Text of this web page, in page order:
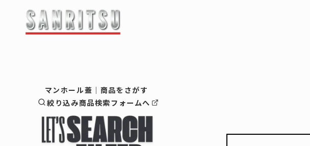
最新情報・お知らせ
マンホール蓋
企業理念
マンホール蓋｜商品をさがす
絞り込み商品検索フォームへ